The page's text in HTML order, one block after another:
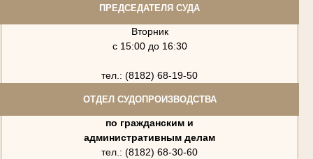
ПРЕДСЕДАТЕЛЯ СУДА
Вторник
с 15:00 до 16:30
тел.: (8182) 68-19-50
ОТДЕЛ СУДОПРОИЗВОДСТВА
по гражданским и
административным делам
тел.: (8182) 68-30-60